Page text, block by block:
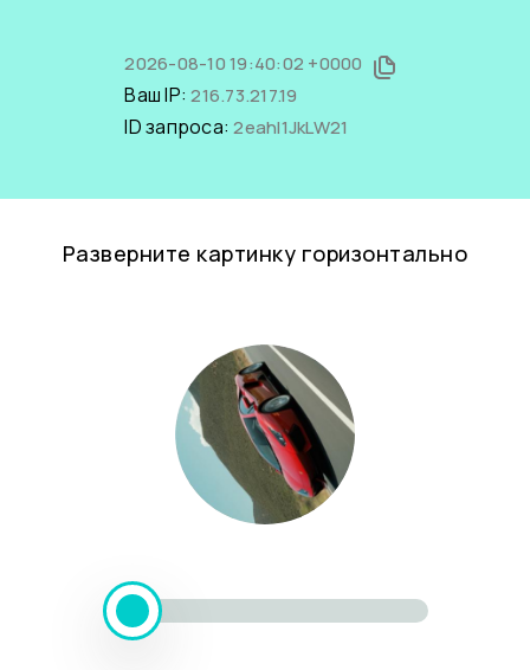
2026-08-10 19:40:02 +0000
Ваш IP:216.73.217.19
ID запроса:2eahI1JkLW21
Разверните картинку горизонтально